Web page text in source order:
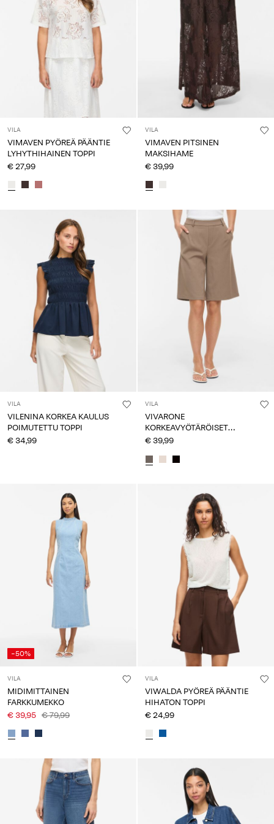
VILA
VIMAVEN PYÖREÄ PÄÄNTIE
LYHYTHIHAINEN TOPPI
€ 27,99
VILA
VIMAVEN PITSINEN
MAKSIHAME
€ 39,99
VILA
VILENINA KORKEA KAULUS
POIMUTETTU TOPPI
€ 34,99
VILA
VIVARONE
KORKEAVYÖTÄRÖISET
BERMUDA-SHORTSIT
€ 39,99
-50%
VILA
MIDIMITTAINEN
FARKKUMEKKO
€ 39,95 € 79,99
VILA
VIWALDA PYÖREÄ PÄÄNTIE
HIHATON TOPPI
€ 24,99